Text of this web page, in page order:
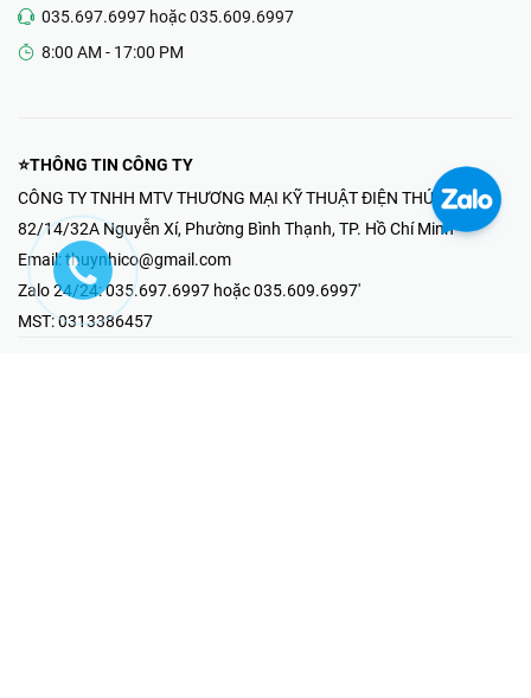
035.697.6997 hoặc 035.609.6997
8:00 AM - 17:00 PM
⭐THÔNG TIN CÔNG TY
CÔNG TY TNHH MTV THƯƠNG MẠI KỸ THUẬT ĐIỆN THÚY NHI
82/14/32A Nguyễn Xí, Phường Bình Thạnh, TP. Hồ Chí Minh
Email: thuynhico@gmail.com
Zalo 24/24:035.697.6997 hoặc 035.609.6997'
MST:0313386457